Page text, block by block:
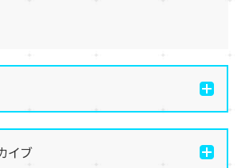
期間のお問い合わせに関しまして
年始に伴う校舎休業期間のお知らせ🎍
イブ